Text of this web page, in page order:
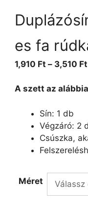
es fa
1,910 Ft – 3,510 Ft
A szett az
Sín: 1 db
Végzáró: 2
Csúszka,
Méret